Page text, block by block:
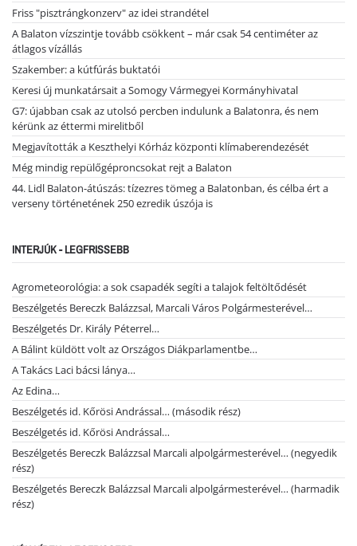
Friss "pisztrángkonzerv" az idei strandétel
A Balaton vízszintje tovább csökkent – már csak 54 centiméter az
átlagos vízállás
Szakember: a kútfúrás buktatói
Keresi új munkatársait a Somogy Vármegyei Kormányhivatal
G7: újabban csak az utolsó percben indulunk a Balatonra, és nem
kérünk az éttermi mirelitből
Megjavították a Keszthelyi Kórház központi klímaberendezését
Még mindig repülőgéproncsokat rejt a Balaton
44. Lidl Balaton-átúszás: tízezres tömeg a Balatonban, és célba ért a
verseny történetének 250 ezredik úszója is
INTERJÚK - LEGFRISSEBB
Agrometeorológia: a sok csapadék segíti a talajok feltöltődését
Beszélgetés Bereczk Balázzsal, Marcali Város Polgármesterével…
Beszélgetés Dr. Király Péterrel…
A Bálint küldött volt az Országos Diákparlamentbe…
A Takács Laci bácsi lánya…
Az Edina…
Beszélgetés id. Kőrösi Andrással… (második rész)
Beszélgetés id. Kőrösi Andrással…
Beszélgetés Bereczk Balázzsal Marcali alpolgármesterével… (negyedik
rész)
Beszélgetés Bereczk Balázzsal Marcali alpolgármesterével… (harmadik
rész)